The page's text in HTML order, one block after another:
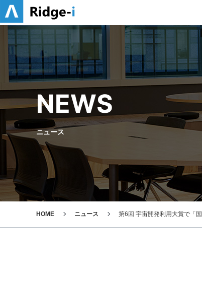
NEWS
ニュース
HOME ニュース 第6回 宇宙開発利用大賞で「